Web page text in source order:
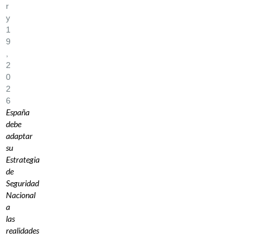
R
Y
1
9
2
0
2
6
España
debe
adaptar
su
Estrategia
de
Seguridad
Nacional
a
las
realidades